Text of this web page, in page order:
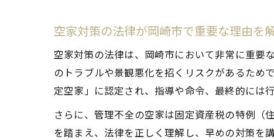
空家対策の法律が岡崎市で重要な理由を
空家対策の法律は、岡崎市において非常に重要
のトラブルや景観悪化を招くリスクがあるため
定空家」に認定され、指導や命令、最終的には
さらに、管理不全の空家は固定資産税の特例（
を踏まえ、法律を正しく理解し、早めの対策を